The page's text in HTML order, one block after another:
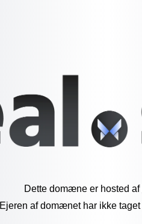
Dette domæne er hosted af
Ejeren af domænet har ikke